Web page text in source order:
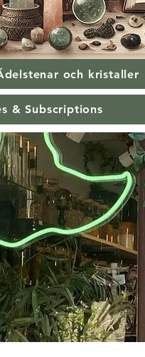
och kristaller
& Subscriptions